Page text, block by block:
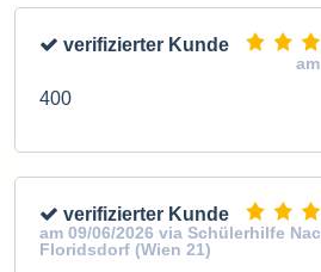
verifizierter Kunde
400
verifizierter Kunde
am 09/06/2026 via Schülerhilfe
Floridsdorf (Wien 21)